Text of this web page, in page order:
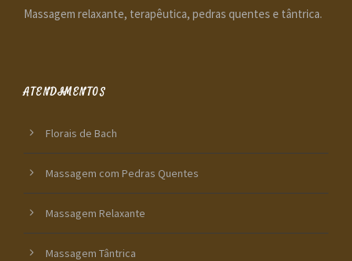
Massagem relaxante, terapêutica, pedras quentes e tântrica.
ATENDIMENTOS
Florais de Bach
Massagem com Pedras Quentes
Massagem Relaxante
Massagem Tântrica